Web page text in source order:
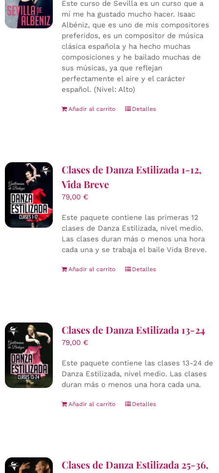
Este curso de Sevilla es un curso que a
mí me ha gustado mucho hacer. Isaac
Albéniz, que es uno de mis compositores
preferidos, es un compositor de música
clásica española y ha hecho muchas
composiciones y he bailado muchas de
sus músicas, ya que reflejan
perfectamente el aire y el carácter
español. (Nivel: Alto)
Añadir al carrito Detalles
Clases de Danza Estilizada 1-12,
Vida Breve
79,00 €
Este paquete contiene las primeras 12
clases de Danza Estilizada, nivel medio.
Las clases duran más o menos una hora
cada una y se trabaja el baile Vida Breve.
Añadir al carrito Detalles
Clases de Danza Estilizada 13-24
79,00 €
Este paquete contiene las clases 13-24 de
Danza Estilizada, nivel medio. Las clases
duran más o menos una hora cada una.
Añadir al carrito Detalles
Clases de Danza Estilizada 25-36,